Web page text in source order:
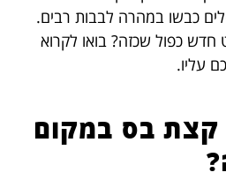
כבשו במהרה לבבות רבים.
חדש כפול שכזה? בואו לקרוא
עליו.
בס במקום